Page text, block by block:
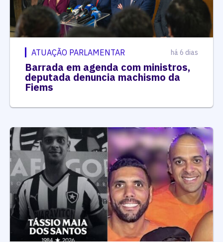
ATUAÇÃO PARLAMENTAR há 6 dias
Barrada em agenda com ministros,
deputada denuncia machismo da
Fiems